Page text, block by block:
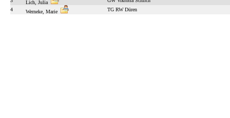
Lich, Julia
4
Werneke, Marie TG RW Düren